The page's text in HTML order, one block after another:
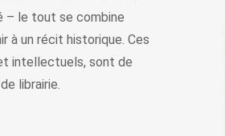
– le tout se combine
à un récit historique. Ces
intellectuels, sont de
librairie.